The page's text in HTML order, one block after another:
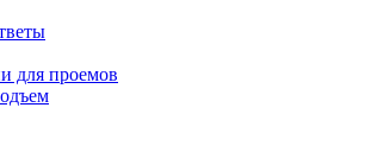
для проемов